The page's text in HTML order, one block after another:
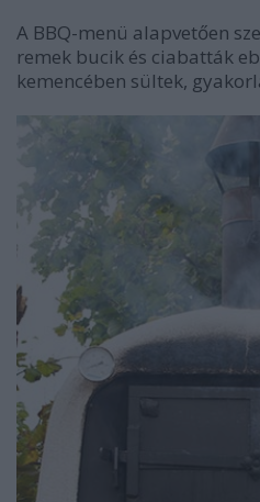
A BBQ-menü alapvetően
remek bucik és ciabatták
kemencében sültek,